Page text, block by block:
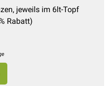
jeweils im 6lt-Topf
Rabatt)